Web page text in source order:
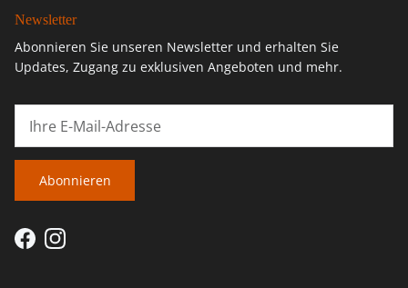
Newsletter
Abonnieren Sie unseren Newsletter und erhalten Sie
Updates, Zugang zu exklusiven Angeboten und mehr.
Abonnieren
FacebookInstagram